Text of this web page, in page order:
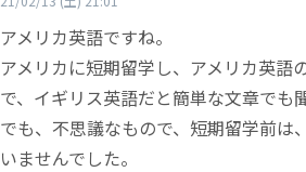
アメリカ英語ですね。
アメリカに短期留学し、アメリカ英語
で、イギリス英語だと簡単な文章でも
でも、不思議なもので、短期留学前
いませんでした。